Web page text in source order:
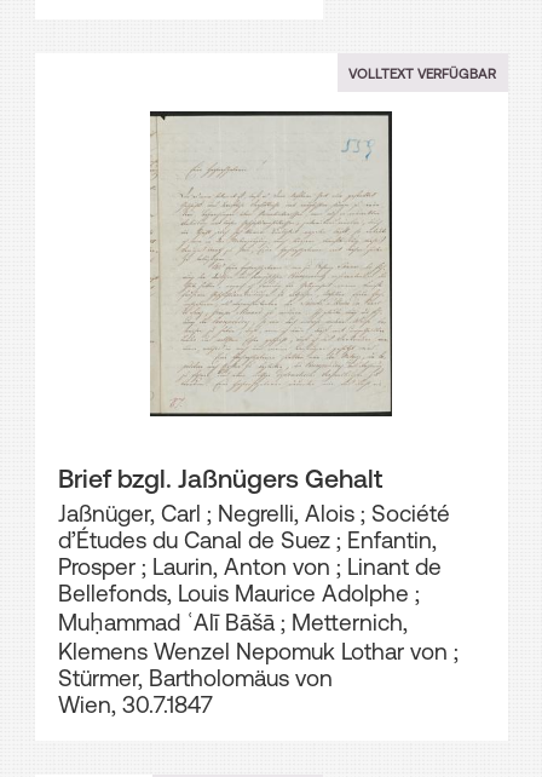
VOLLTEXT VERFÜGBAR
Brief bzgl. Jaßnügers Gehalt
Jaßnüger, Carl ; Negrelli, Alois; Société
d’Études du Canal de Suez; Enfantin,
Prosper; Laurin, Anton von ; Linant de
Bellefonds, Louis Maurice Adolphe ;
Muḥammad ʿAlī Bāšā; Metternich,
Klemens Wenzel Nepomuk Lothar von ;
Stürmer, Bartholomäus von
Wien, 30.7.1847